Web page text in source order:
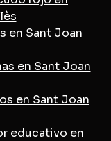
en Sant Joan
en Sant Joan
en Sant Joan
educativo en